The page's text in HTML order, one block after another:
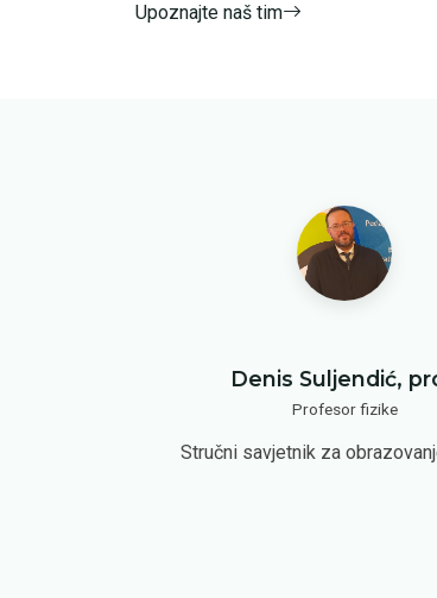
Upoznajte naš tim
Denis Suljendić,
Profesor fizike
Stručni savjetnik za